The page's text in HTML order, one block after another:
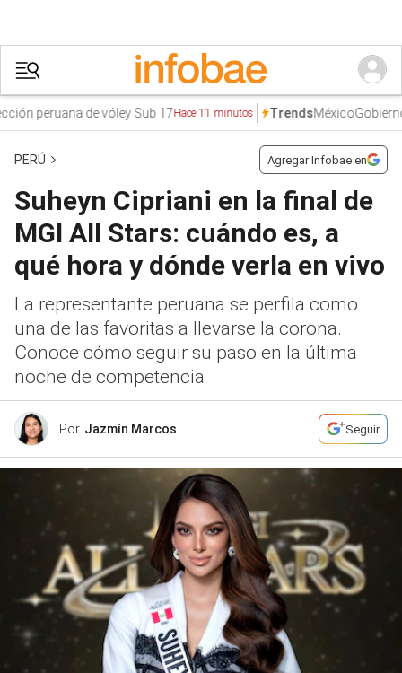
peruana de vóley Sub 17Hace 11 minutos TrendsMéxicoGobierno del
PERÚ Agregar Infobae en
Suheyn Cipriani en la final de
MGI All Stars: cuándo es, a
qué hora y dónde verla en vivo
La representante peruana se perfila como
una de las favoritas a llevarse la corona.
Conoce cómo seguir su paso en la última
noche de competencia
Por Jazmín Marcos Seguir